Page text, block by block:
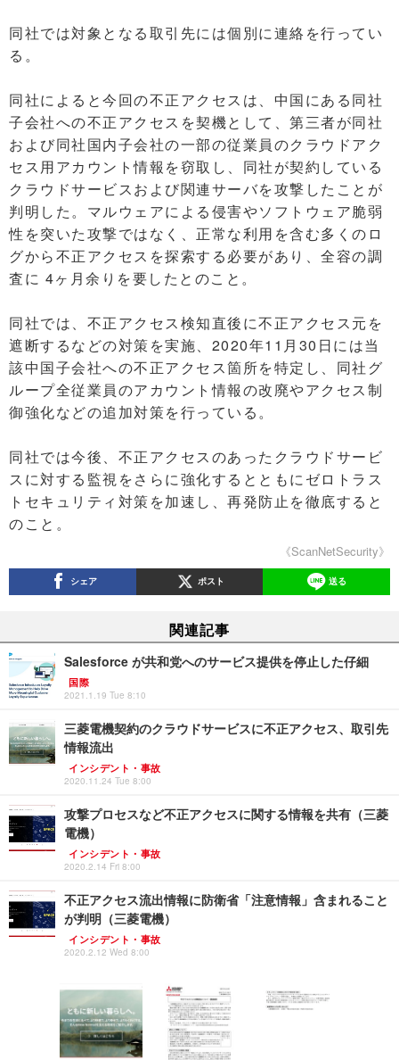
同社では対象となる取引先には個別に連絡を行ってい
る。
同社によると今回の不正アクセスは、中国にある同社
子会社への不正アクセスを契機として、第三者が同社
および同社国内子会社の一部の従業員のクラウドアク
セス用アカウント情報を窃取し、同社が契約している
クラウドサービスおよび関連サーバを攻撃したことが
判明した。マルウェアによる侵害やソフトウェア脆弱
性を突いた攻撃ではなく、正常な利用を含む多くのロ
グから不正アクセスを探索する必要があり、全容の調
査に 4ヶ月余りを要したとのこと。
同社では、不正アクセス検知直後に不正アクセス元を
遮断するなどの対策を実施、2020年11月30日には当
該中国子会社への不正アクセス箇所を特定し、同社グ
ループ全従業員のアカウント情報の改廃やアクセス制
御強化などの追加対策を行っている。
同社では今後、不正アクセスのあったクラウドサービ
スに対する監視をさらに強化するとともにゼロトラス
トセキュリティ対策を加速し、再発防止を徹底すると
のこと。
《ScanNetSecurity》
シェア ポスト 送る
関連記事
Salesforce が共和党へのサービス提供を停止した仔細
国際
2021.1.19 Tue 8:10
三菱電機契約のクラウドサービスに不正アクセス、取引先
情報流出
インシデント・事故
2020.11.24 Tue 8:00
攻撃プロセスなど不正アクセスに関する情報を共有（三菱
電機）
インシデント・事故
2020.2.14 Fri 8:00
不正アクセス流出情報に防衛省「注意情報」含まれること
が判明（三菱電機）
インシデント・事故
2020.2.12 Wed 8:00